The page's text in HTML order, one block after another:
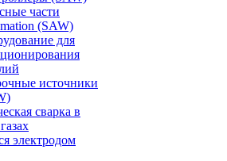
части
(SAW)
для
источники
сварка в
электродом